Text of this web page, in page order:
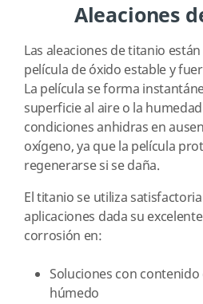
Aleaciones
Las aleaciones de titanio
película de óxido estable y
La película se forma
superficie al aire o la
condiciones anhidras en
oxígeno, ya que la película
regenerarse si se daña.
El titanio se utiliza
aplicaciones dada su
corrosión en:
Soluciones con
húmedo